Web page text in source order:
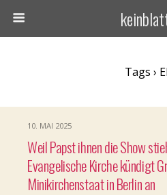
Tags ›
10. MAI 2025
Weil Papst ihnen die Show
Evangelische Kirche kündigt
Minikirchenstaat in Berlin an